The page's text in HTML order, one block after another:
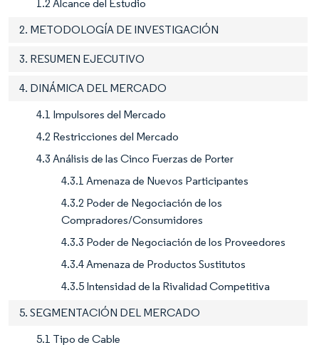
1.2 Alcance del Estudio
2. METODOLOGÍA DE INVESTIGACIÓN
3. RESUMEN EJECUTIVO
4. DINÁMICA DEL MERCADO
4.1 Impulsores del Mercado
4.2 Restricciones del Mercado
4.3 Análisis de las Cinco Fuerzas de Porter
4.3.1 Amenaza de Nuevos Participantes
4.3.2 Poder de Negociación de los
Compradores/Consumidores
4.3.3 Poder de Negociación de los Proveedores
4.3.4 Amenaza de Productos Sustitutos
4.3.5 Intensidad de la Rivalidad Competitiva
5. SEGMENTACIÓN DEL MERCADO
5.1 Tipo de Cable